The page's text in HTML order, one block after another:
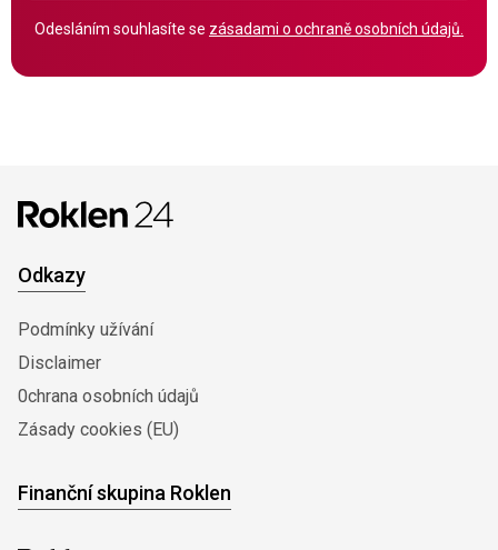
Odesláním souhlasíte se zásadami o ochraně osobních údajů.
Odkazy
Podmínky užívání
Disclaimer
0chrana osobních údajů
Zásady cookies (EU)
Finanční skupina Roklen